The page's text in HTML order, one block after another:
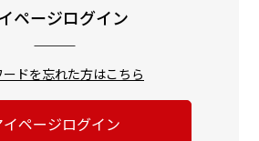
ページログイン
ードを忘れた方はこちら
イページログイン